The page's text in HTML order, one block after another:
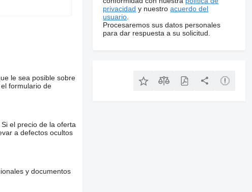
le sea posible sobre
formulario de
el precio de la oferta
a defectos ocultos
y documentos
privacidad y nuestroacuerdo del
usuario
Procesaremos sus datos personales
para dar respuesta a su solicitud.